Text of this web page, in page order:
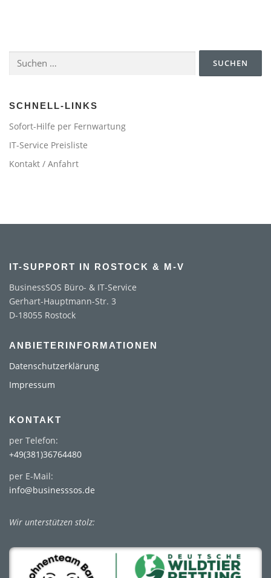
nach:
SCHNELL-LINKS
Sofort-Hilfe per Fernwartung
IT-Service Preisliste
Kontakt / Anfahrt
IT-SUPPORT IN ROSTOCK & M-V
BusinessSOS Büro- & IT-Service
Gerhart-Hauptmann-Str. 3
D-18055 Rostock
ANBIETERINFORMATIONEN
Datenschutzerklärung
Impressum
KONTAKT
per Telefon:
+49(381)36764480
per E-Mail:
info@businesssos.de
Wir unterstützen stolz: